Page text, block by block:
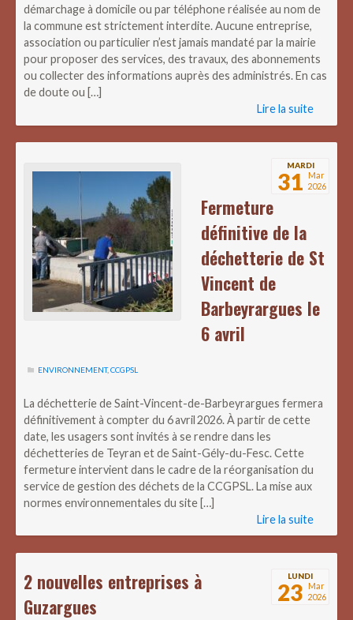
démarchage à domicile ou par téléphone réalisée au nom de
la commune est strictement interdite. Aucune entreprise,
association ou particulier n’est jamais mandaté par la mairie
pour proposer des services, des travaux, des abonnements
ou collecter des informations auprès des administrés. En cas
de doute ou […]
Lire la suite
MARDI
31 Mar
2026
Fermeture
définitive de la
déchetterie de St
Vincent de
Barbeyrargues le
6 avril
ENVIRONNEMENT,CCGPSL
La déchetterie de Saint-Vincent-de-Barbeyrargues fermera
définitivement à compter du 6 avril 2026. À partir de cette
date, les usagers sont invités à se rendre dans les
déchetteries de Teyran et de Saint-Gély-du-Fesc. Cette
fermeture intervient dans le cadre de la réorganisation du
service de gestion des déchets de la CCGPSL. La mise aux
normes environnementales du site […]
Lire la suite
LUNDI
23 Mar
2026
2 nouvelles entreprises à
Guzargues